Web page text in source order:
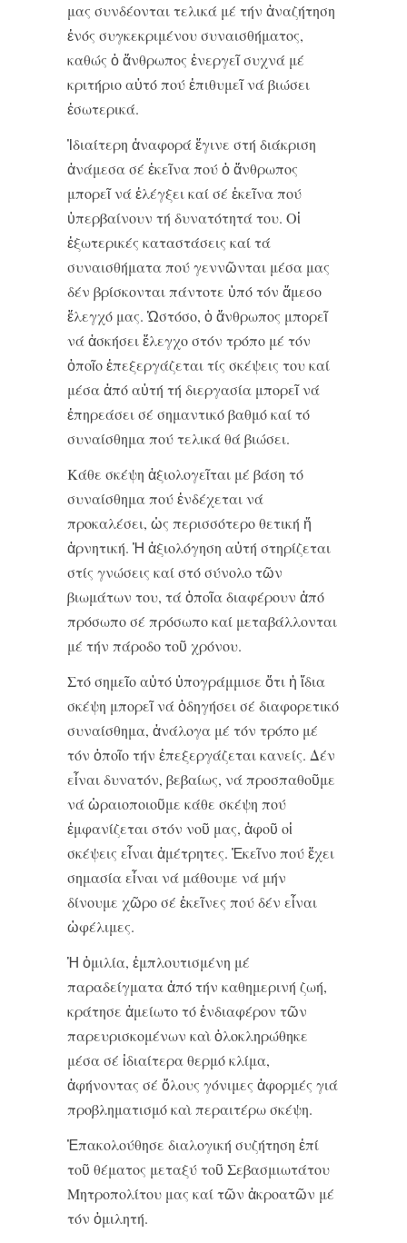
μας συνδέονται τελικά μέ τήν ἀναζήτηση
ἑνός συγκεκριμένου συναισθήματος,
καθώς ὁ ἄνθρωπος ἐνεργεῖ συχνά μέ
κριτήριο αὐτό πού ἐπιθυμεῖ νά βιώσει
ἐσωτερικά.
Ἰδιαίτερη ἀναφορά ἔγινε στή διάκριση
ἀνάμεσα σέ ἐκεῖνα πού ὁ ἄνθρωπος
μπορεῖ νά ἐλέγξει καί σέ ἐκεῖνα πού
ὑπερβαίνουν τή δυνατότητά του. Οἱ
ἐξωτερικές καταστάσεις καί τά
συναισθήματα πού γεννῶνται μέσα μας
δέν βρίσκονται πάντοτε ὑπό τόν ἄμεσο
ἔλεγχό μας. Ὡστόσο, ὁ ἄνθρωπος μπορεῖ
νά ἀσκήσει ἔλεγχο στόν τρόπο μέ τόν
ὁποῖο ἐπεξεργάζεται τίς σκέψεις του καί
μέσα ἀπό αὐτή τή διεργασία μπορεῖ νά
ἐπηρεάσει σέ σημαντικό βαθμό καί τό
συναίσθημα πού τελικά θά βιώσει.
Κάθε σκέψη ἀξιολογεῖται μέ βάση τό
συναίσθημα πού ἐνδέχεται νά
προκαλέσει, ὡς περισσότερο θετική ἤ
ἀρνητική. Ἡ ἀξιολόγηση αὐτή στηρίζεται
στίς γνώσεις καί στό σύνολο τῶν
βιωμάτων του, τά ὁποῖα διαφέρουν ἀπό
πρόσωπο σέ πρόσωπο καί μεταβάλλονται
μέ τήν πάροδο τοῦ χρόνου.
Στό σημεῖο αὐτό ὑπογράμμισε ὅτι ἡ ἴδια
σκέψη μπορεῖ νά ὁδηγήσει σέ διαφορετικό
συναίσθημα, ἀνάλογα μέ τόν τρόπο μέ
τόν ὁποῖο τήν ἐπεξεργάζεται κανείς. Δέν
εἶναι δυνατόν, βεβαίως, νά προσπαθοῦμε
νά ὡραιοποιοῦμε κάθε σκέψη πού
ἐμφανίζεται στόν νοῦ μας, ἀφοῦ οἱ
σκέψεις εἶναι ἀμέτρητες. Ἐκεῖνο πού ἔχει
σημασία εἶναι νά μάθουμε νά μήν
δίνουμε χῶρο σέ ἐκεῖνες πού δέν εἶναι
ὠφέλιμες.
Ἡ ὁμιλία, ἐμπλουτισμένη μέ
παραδείγματα ἀπό τήν καθημερινή ζωή,
κράτησε ἀμείωτο τό ἐνδιαφέρον τῶν
παρευρισκομένων καὶ ὁλοκληρώθηκε
μέσα σέ ἰδιαίτερα θερμό κλίμα,
ἀφήνοντας σέ ὅλους γόνιμες ἀφορμές γιά
προβληματισμό καὶ περαιτέρω σκέψη.
Ἐπακολούθησε διαλογική συζήτηση ἐπί
τοῦ θέματος μεταξύ τοῦ Σεβασμιωτάτου
Μητροπολίτου μας καί τῶν ἀκροατῶν μέ
τόν ὁμιλητή.